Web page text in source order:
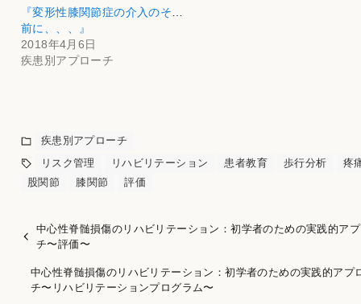
『変形性膝関節症の介入のその
前に、、、』
2018年4月6日
疾患別アプローチ
疾患別アプローチ
リスク管理
リハビリテーション 患者教育 歩行分析
疼
股関節
膝関節 評価
中心性脊髄損傷のリハビリテーション：初学者のための実践的ア
チ〜評価〜
中心性脊髄損傷のリハビリテーション：初学者のための実践的アプ
チ〜リハビリテーションプログラム〜